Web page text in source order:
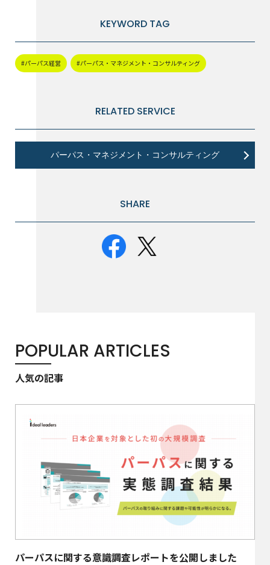
KEYWORD TAG
#パーパス経営 #パーパス・マネジメント・コンサルティング
RELATED SERVICE
パーパス・マネジメント・コンサルティング
SHARE
POPULAR ARTICLES
人気の記事
パーパスに関する意識調査レポートを公開しました